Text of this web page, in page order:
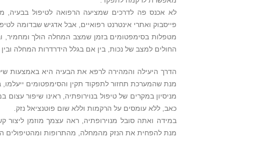
לא אכנס פה לדרכים שמציעה הרפואה לטיפול בבעיה,
פייסבוק ואתרי אינטרנט רפואיים, אבל אדגיש שבדומה
מטפלות בסימפטומים בזמן שמצב המחלה הולך ומחמיר,
החולים למצב של נכות, בין אם בגלל הידרדרות המחלה
הדרך היעילה והמהירה לרפא את הבעיה היא באמצעות
מנת שהמערכת תחזור לתפקוד תקין והסימפטומים ייעלמו,
מניסיון במקרים של טיפול בנוירופתיה, ראינו שיפור
כאב, ללא עומסים על הרקמות וללא שום פוטנציאל נזק.
במידה ואתה סובל מנוירופתיה, ראה עצמך מוזמן ליצור
מנת להפחית את הנזק מהמחלה, מהתרופות ומהטיפולים